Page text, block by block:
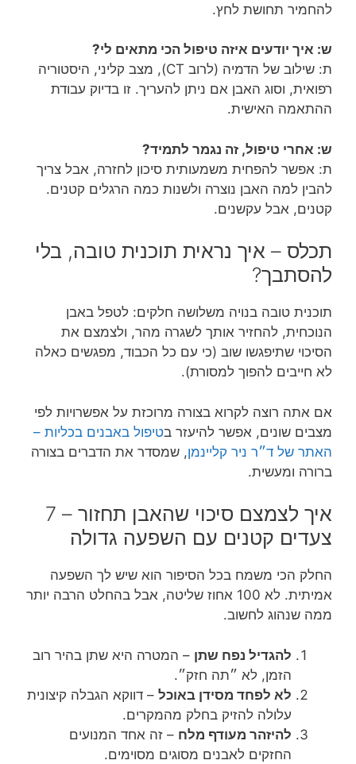
להחמיר תחושת לחץ.
ש: איך יודעים איזה טיפול הכי מתאים לי?
ת: שילוב של הדמיה (לרוב CT), מצב קליני, היסטוריה
רפואית, וסוג האבן אם ניתן להעריך. זו בדיוק עבודת
ההתאמה האישית.
ש: אחרי טיפול, זה נגמר לתמיד?
ת: אפשר להפחית משמעותית סיכון לחזרה, אבל צריך
להבין למה האבן נוצרה ולשנות כמה הרגלים קטנים.
קטנים, אבל עקשנים.
תכלס – איך נראית תוכנית טובה, בלי
להסתבך?
תוכנית טובה בנויה משלושה חלקים: לטפל באבן
הנוכחית, להחזיר אותך לשגרה מהר, ולצמצם את
הסיכוי שתיפגשו שוב (כי עם כל הכבוד, מפגשים כאלה
לא חייבים להפוך למסורת).
אם אתה רוצה לקרוא בצורה מרוכזת על אפשרויות לפי
מצבים שונים, אפשר להיעזר בטיפול באבנים בכליות –
האתר של ד״ר ניר קליינמן, שמסדר את הדברים בצורה
ברורה ומעשית.
איך לצמצם סיכוי שהאבן תחזור – 7
צעדים קטנים עם השפעה גדולה
החלק הכי משמח בכל הסיפור הוא שיש לך השפעה
אמיתית. לא 100 אחוז שליטה, אבל בהחלט הרבה יותר
ממה שנהוג לחשוב.
להגדיל נפח שתן – המטרה היא שתן בהיר רוב
הזמן, לא ״תה חזק״.
לא לפחד מסידן באוכל – דווקא הגבלה קיצונית
עלולה להזיק בחלק מהמקרים.
להיזהר מעודף מלח – זה אחד המנועים
החזקים לאבנים מסוגים מסוימים.